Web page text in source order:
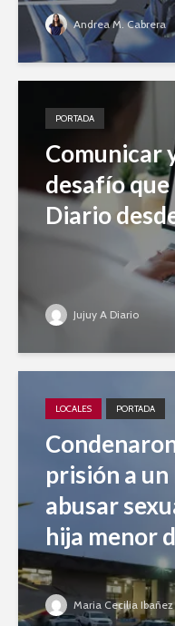
Andrea M. Cabrera
PORTADA
Comunicar
desafío
Diario
Jujuy A Diario
LOCALES PORTADA
prisión a
abusar
hija menor
Maria Cecilia Ibañez